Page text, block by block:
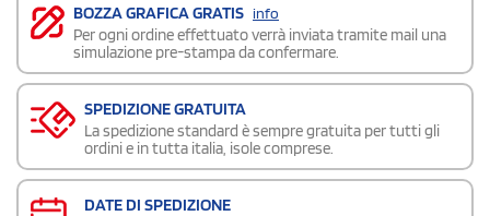
BOZZA GRAFICA GRATIS info
Per ogni ordine effettuato verrà inviata tramite mail una
simulazione pre-stampa da confermare.
SPEDIZIONE GRATUITA
La spedizione standard è sempre gratuita per tutti gli
ordini e in tutta italia, isole comprese.
DATE DI SPEDIZIONE